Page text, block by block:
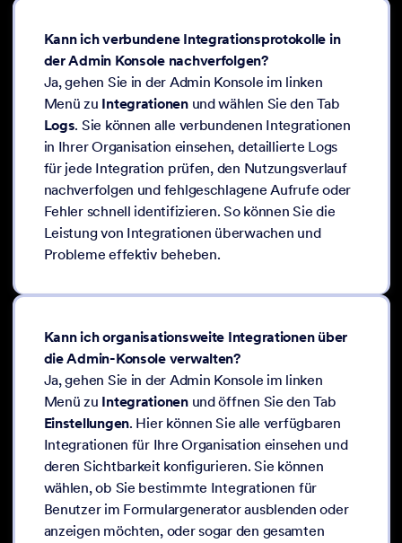
Kann ich verbundene Integrationsprotokolle in
der Admin Konsole nachverfolgen?
Ja, gehen Sie in der Admin Konsole im linken
Menü zu Integrationenund wählen Sie den Tab
Logs. Sie können alle verbundenen Integrationen
in Ihrer Organisation einsehen, detaillierte Logs
für jede Integration prüfen, den Nutzungsverlauf
nachverfolgen und fehlgeschlagene Aufrufe oder
Fehler schnell identifizieren. So können Sie die
Leistung von Integrationen überwachen und
Probleme effektiv beheben.
Kann ich organisationsweite Integrationen über
die Admin-Konsole verwalten?
Ja, gehen Sie in der Admin Konsole im linken
Menü zu Integrationenund öffnen Sie den Tab
Einstellungen. Hier können Sie alle verfügbaren
Integrationen für Ihre Organisation einsehen und
deren Sichtbarkeit konfigurieren. Sie können
wählen, ob Sie bestimmte Integrationen für
Benutzer im Formulargenerator ausblenden oder
anzeigen möchten, oder sogar den gesamten